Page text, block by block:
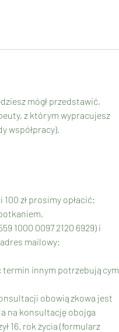
mógł przedstawić,
z którym wypracujesz
współpracy).
zł prosimy opłacić:
1000 0097 2120 6929) i
mailowy:
termin innym potrzebującym
obowiązkowa jest
na konsultację obojga
16. rok życia (formularz